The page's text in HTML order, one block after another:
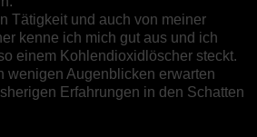
Tätigkeit und auch von meiner
kenne ich mich gut aus und ich
einem Kohlendioxidlöscher steckt.
wenigen Augenblicken erwarten
Erfahrungen in den Schatten